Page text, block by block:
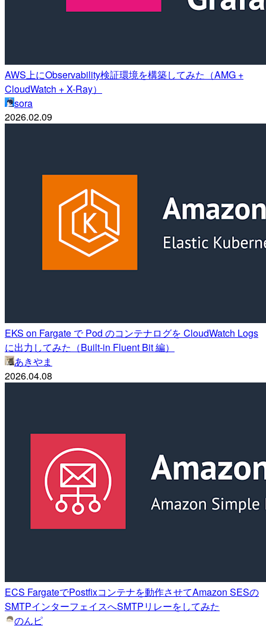
AWS上にObservability検証環境を構築してみた（AMG +
CloudWatch + X-Ray）
sora
2026.02.09
EKS on Fargate で Pod のコンテナログを CloudWatch Logs
に出力してみた（Built-in Fluent Bit 編）
あきやま
2026.04.08
ECS FargateでPostfixコンテナを動作させてAmazon SESの
SMTPインターフェイスへSMTPリレーをしてみた
のんピ